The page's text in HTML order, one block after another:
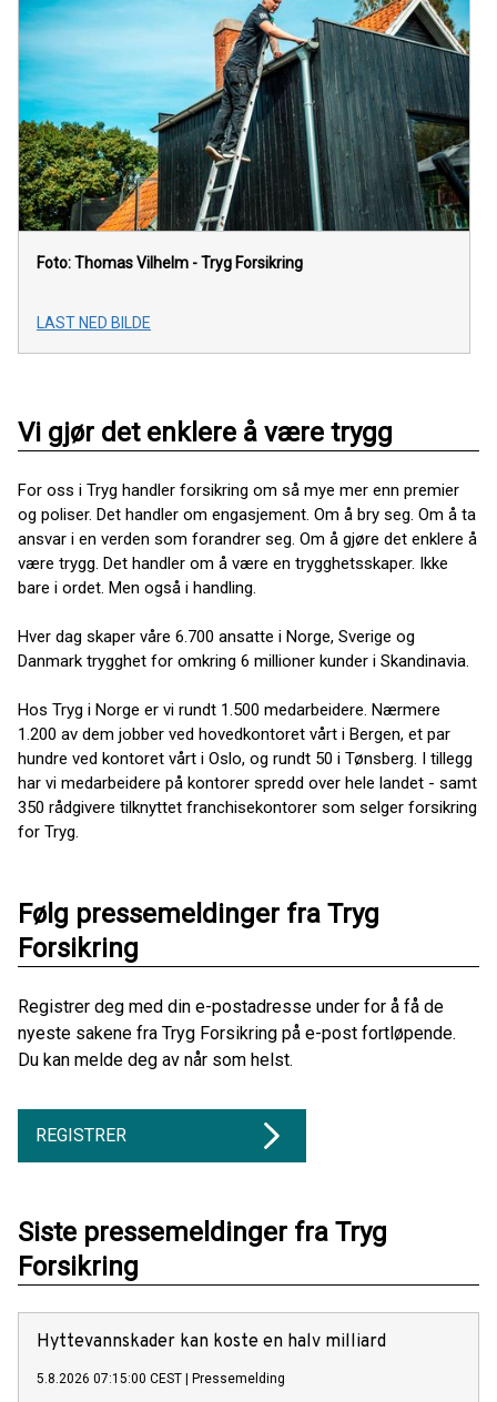
Foto: Thomas Vilhelm - Tryg Forsikring
LAST NED BILDE
Vi gjør det enklere å være trygg
For oss i Tryg handler forsikring om så mye mer enn premier
og poliser. Det handler om engasjement. Om å bry seg. Om å ta
ansvar i en verden som forandrer seg. Om å gjøre det enklere å
være trygg. Det handler om å være en trygghetsskaper. Ikke
bare i ordet. Men også i handling.
Hver dag skaper våre 6.700 ansatte i Norge, Sverige og
Danmark trygghet for omkring 6 millioner kunder i Skandinavia.
Hos Tryg i Norge er vi rundt 1.500 medarbeidere. Nærmere
1.200 av dem jobber ved hovedkontoret vårt i Bergen, et par
hundre ved kontoret vårt i Oslo, og rundt 50 i Tønsberg. I tillegg
har vi medarbeidere på kontorer spredd over hele landet - samt
350 rådgivere tilknyttet franchisekontorer som selger forsikring
for Tryg.
Følg pressemeldinger fra Tryg
Forsikring
Registrer deg med din e-postadresse under for å få de
nyeste sakene fra Tryg Forsikring på e-post fortløpende.
Du kan melde deg av når som helst.
REGISTRER
Siste pressemeldinger fra Tryg
Forsikring
Hyttevannskader kan koste en halv milliard
5.8.2026 07:15:00 CEST | Pressemelding